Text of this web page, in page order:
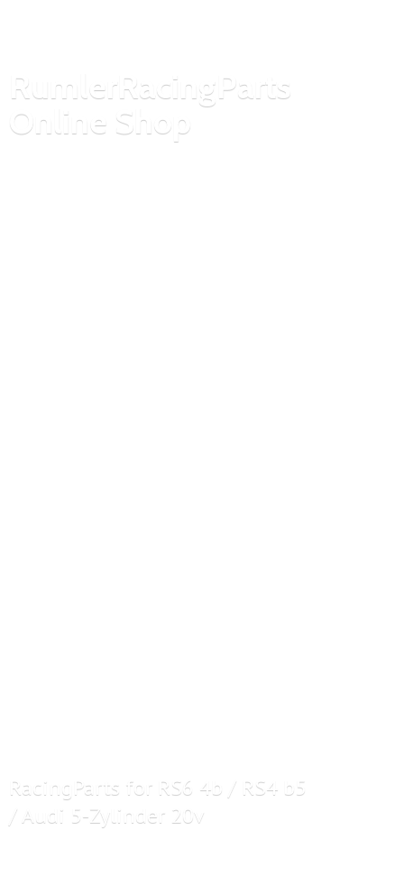
RumlerRacingParts
Online Shop
RacingParts for RS6 4b / RS4 b5
/ Audi 5-Zylinder 20v